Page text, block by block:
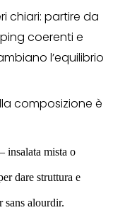
chiari: partire da
coerenti e
l’equilibrio
composizione è
insalata mista o
dare struttura e
alourdir.